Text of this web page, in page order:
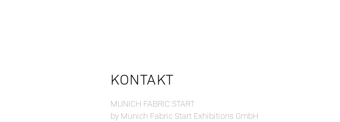
KONTAKT
MUNICH FABRIC START
by Munich Fabric Start Exhibitions GmbH